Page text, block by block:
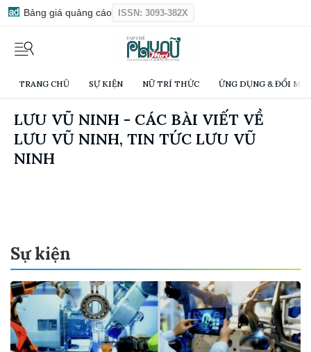
Bảng giá quảng cáo ISSN: 3093-382X
TRANG CHỦ SỰ KIỆN NỮ TRÍ THỨC ỨNG DỤNG & ĐỔI
LƯU VŨ NINH - CÁC BÀI VIẾT VỀ
LƯU VŨ NINH, TIN TỨC LƯU VŨ
NINH
Sự kiện